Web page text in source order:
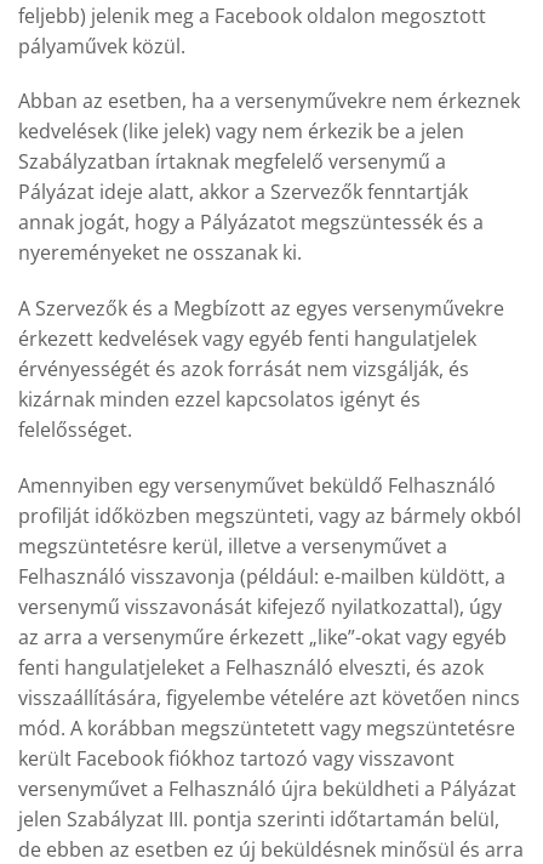
feljebb) jelenik meg a Facebook oldalon megosztott
pályaművek közül.
Abban az esetben, ha a versenyművekre nem érkeznek
kedvelések (like jelek) vagy nem érkezik be a jelen
Szabályzatban írtaknak megfelelő versenymű a
Pályázat ideje alatt, akkor a Szervezők fenntartják
annak jogát, hogy a Pályázatot megszüntessék és a
nyereményeket ne osszanak ki.
A Szervezők és a Megbízott az egyes versenyművekre
érkezett kedvelések vagy egyéb fenti hangulatjelek
érvényességét és azok forrását nem vizsgálják, és
kizárnak minden ezzel kapcsolatos igényt és
felelősséget.
Amennyiben egy versenyművet beküldő Felhasználó
profilját időközben megszünteti, vagy az bármely okból
megszüntetésre kerül, illetve a versenyművet a
Felhasználó visszavonja (például: e-mailben küldött, a
versenymű visszavonását kifejező nyilatkozattal), úgy
az arra a versenyműre érkezett „like”-okat vagy egyéb
fenti hangulatjeleket a Felhasználó elveszti, és azok
visszaállítására, figyelembe vételére azt követően nincs
mód. A korábban megszüntetett vagy megszüntetésre
került Facebook fiókhoz tartozó vagy visszavont
versenyművet a Felhasználó újra beküldheti a Pályázat
jelen Szabályzat III. pontja szerinti időtartamán belül,
de ebben az esetben ez új beküldésnek minősül és arra